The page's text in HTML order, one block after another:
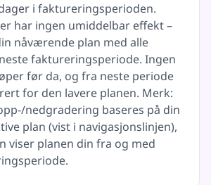
i faktureringsperioden.
har ingen umiddelbar effekt –
nåværende plan med alle
faktureringsperiode. Ingen
før da, og fra neste periode
for den lavere planen. Merk:
nedgradering baseres på din
plan (vist i navigasjonslinjen),
viser planen din fra og med